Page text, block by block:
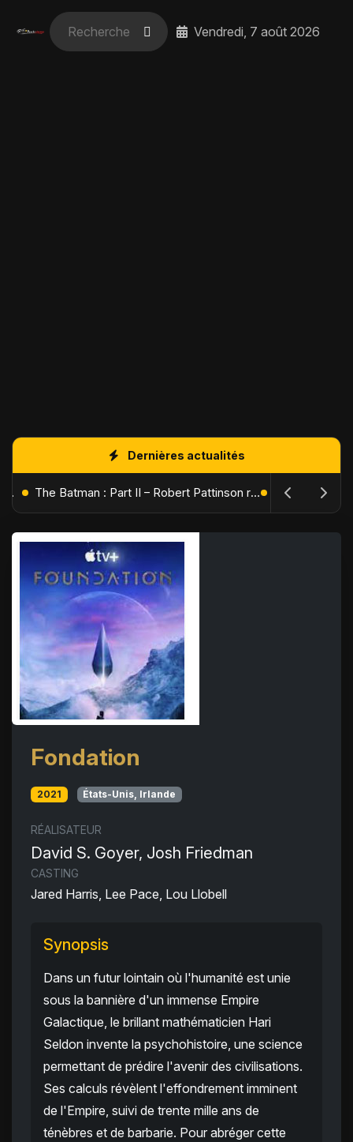
Vendredi, 7 août 2026
Dernières actualités
L'Âge de Glace : Le Réveil du Volcan – Manny, Sid et Diego de retour pour une aventure explosive The Batman : Part II – Robert Pattinson replonge dans les ténèbres de Gotham dès octobre 2027
Fondation
2021 États-Unis, Irlande
RÉALISATEUR
David S. Goyer, Josh Friedman
CASTING
Jared Harris, Lee Pace, Lou Llobell
Synopsis
Dans un futur lointain où l'humanité est unie
sous la bannière d'un immense Empire
Galactique, le brillant mathématicien Hari
Seldon invente la psychohistoire, une science
permettant de prédire l'avenir des civilisations.
Ses calculs révèlent l'effondrement imminent
de l'Empire, suivi de trente mille ans de
ténèbres et de barbarie. Pour abréger cette